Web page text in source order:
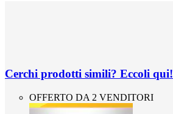
Cerchi prodotti simili? Eccoli qui!
OFFERTO DA 2 VENDITORI